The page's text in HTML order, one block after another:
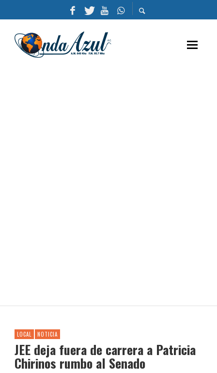
LOCAL NOTICIA
JEE deja fuera de carrera a Patricia
Chirinos rumbo al Senado